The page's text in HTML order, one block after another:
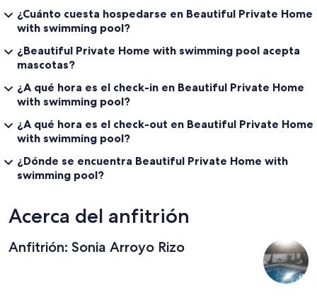
¿Cuánto cuesta hospedarse en Beautiful Private Home
with swimming pool?
¿Beautiful Private Home with swimming pool acepta
mascotas?
¿A qué hora es el check-in en Beautiful Private Home
with swimming pool?
¿A qué hora es el check-out en Beautiful Private Home
with swimming pool?
¿Dónde se encuentra Beautiful Private Home with
swimming pool?
Acerca del anfitrión
Anfitrión: Sonia Arroyo Rizo